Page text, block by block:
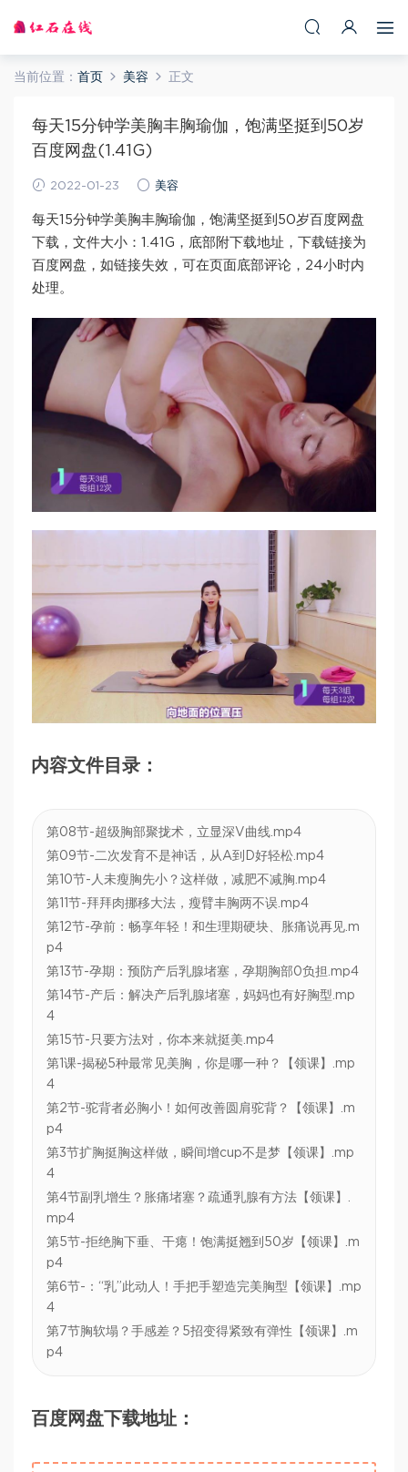
当前位置： 首页 美容 正文
每天15分钟学美胸丰胸瑜伽，饱满坚挺到50岁
百度网盘(1.41G)
2022-01-23 美容
每天15分钟学美胸丰胸瑜伽，饱满坚挺到50岁百度网盘
下载，文件大小：1.41G，底部附下载地址，下载链接为
百度网盘，如链接失效，可在页面底部评论，24小时内
处理。
内容文件目录：
第08节-超级胸部聚拢术，立显深V曲线.mp4
第09节-二次发育不是神话，从A到D好轻松.mp4
第10节-人未瘦胸先小？这样做，减肥不减胸.mp4
第11节-拜拜肉挪移大法，瘦臂丰胸两不误.mp4
第12节-孕前：畅享年轻！和生理期硬块、胀痛说再见.m
p4
第13节-孕期：预防产后乳腺堵塞，孕期胸部0负担.mp4
第14节-产后：解决产后乳腺堵塞，妈妈也有好胸型.mp
4
第15节-只要方法对，你本来就挺美.mp4
第1课-揭秘5种最常见美胸，你是哪一种？【领课】.mp
4
第2节-驼背者必胸小！如何改善圆肩驼背？【领课】.m
p4
第3节扩胸挺胸这样做，瞬间增cup不是梦【领课】.mp
4
第4节副乳增生？胀痛堵塞？疏通乳腺有方法【领课】.
mp4
第5节-拒绝胸下垂、干瘪！饱满挺翘到50岁【领课】.m
p4
第6节-：“乳”此动人！手把手塑造完美胸型【领课】.mp
4
第7节胸软塌？手感差？5招变得紧致有弹性【领课】.m
p4
百度网盘下载地址：